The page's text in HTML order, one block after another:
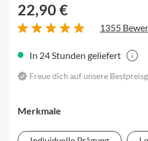
22,90 €
1355
In 24 Stunden geliefert
Freue dich auf unsere
Merkmale